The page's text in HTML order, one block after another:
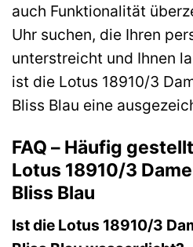
auch Funktionalität
Uhr suchen, die Ihren
unterstreicht und Ihnen
ist die Lotus 18910/3
Bliss Blau eine
FAQ – Häufig
Lotus 18910/3
Bliss Blau
Ist die Lotus 18910/3